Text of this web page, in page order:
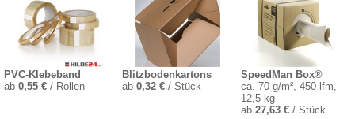
PVC-Klebeband
ab 0,55 € / Rollen
Blitzbodenkartons
ab0,32 € / Stück
SpeedMan Box®
ca. 70 g/m², 450 lfm,
12,5 kg
ab 27,63 €/ Stück